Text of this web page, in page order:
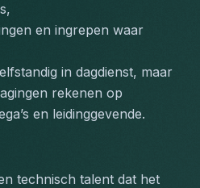
en ingrepen waar
in dagdienst, maar
rekenen op
en leidinggevende.
technisch talent dat het